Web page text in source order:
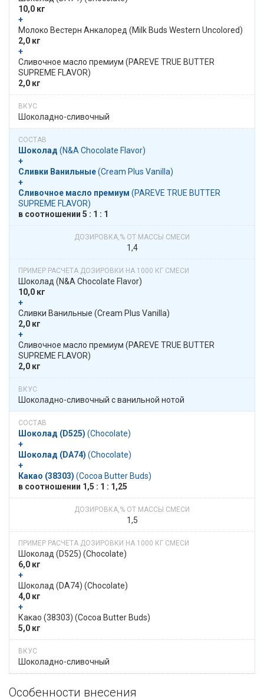
10,0 кг
+
​​ Молоко Вестерн Анкалоред​​ (Milk Buds Western Uncolored)
2,0 кг
+
​​ Сливочное масло премиум​​ (PAREVE TRUE BUTTER
SUPREME FLAVOR)
2,0 кг
Шоколадно-сливочный
Шоколад ​​ (N&A Chocolate Flavor)
+
Сливки Ванильные​​ (Cream Plus Vanilla)
+
Сливочное масло премиум ​​ (PAREVE TRUE BUTTER
SUPREME FLAVOR)
в​​ соотношении​​ 5 : 1 : 1
1,4
Шоколад​​ (N&A Chocolate Flavor)
10,0 кг
+
​​ Сливки Ванильные​​ (Cream Plus Vanilla)
2,0 кг
+
​​ Сливочное масло премиум​​ (PAREVE TRUE BUTTER
SUPREME FLAVOR)
2,0 кг
Шоколадно-сливочный с ванильной нотой
Шоколад (D525) ​​ (Chocolate)
+
Шоколад (DA74) ​​ (Chocolate)
+
Какао (38303) ​​ (Cocoa Butter Buds)
в​​ соотношении​​ 1,5 : 1 : 1,25
1,5
Шоколад (D525)​​ (Chocolate)
6,0 кг
+
​​ Шоколад (DA74)​​ (Chocolate)
4,0 кг
+
​​ Какао (38303)​​ (Cocoa Butter Buds)
5,0 кг
Шоколадно-сливочный
Особенности внесения​​